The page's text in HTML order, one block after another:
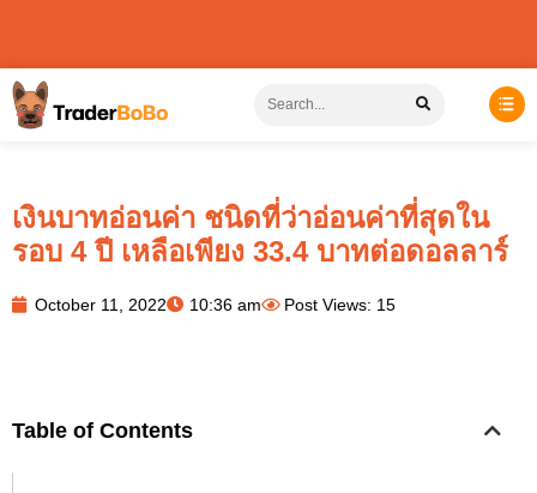
เงินบาทอ่อนค่า ชนิดที่ว่าอ่อนค่าที่สุดใน
รอบ 4 ปี เหลือเพียง 33.4 บาทต่อดอลลาร์
October 11, 2022 10:36 am Post Views: 15
Table of Contents